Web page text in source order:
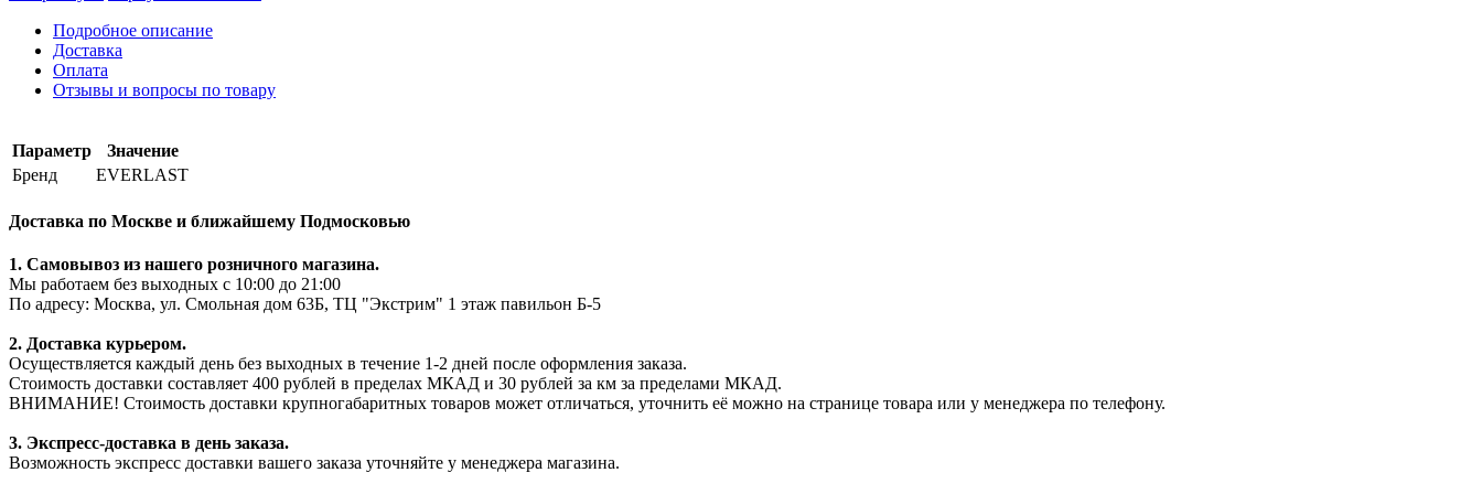
Подробное описание
Доставка
Оплата
Отзывы и вопросы по товару
Параметр
Значение
Бренд
EVERLAST
Доставка по Москве и ближайшему Подмосковью
1. Самовывоз из нашего розничного магазина.
Мы работаем без выходных с 10:00 до 21:00
По адресу: Москва, ул. Смольная дом 63Б, ТЦ "Экстрим" 1 этаж павильон Б-5
2. Доставка курьером.
Осуществляется каждый день без выходных в течение 1-2 дней после оформления заказа.
Стоимость доставки составляет 400 рублей в пределах МКАД и 30 рублей за км за пределами МКАД.
ВНИМАНИЕ! Стоимость доставки крупногабаритных товаров может отличаться, уточнить её можно на странице товара или у менеджера по телефону.
3. Экспресс-доставка в день заказа.
Возможность экспресс доставки вашего заказа уточняйте у менеджера магазина.